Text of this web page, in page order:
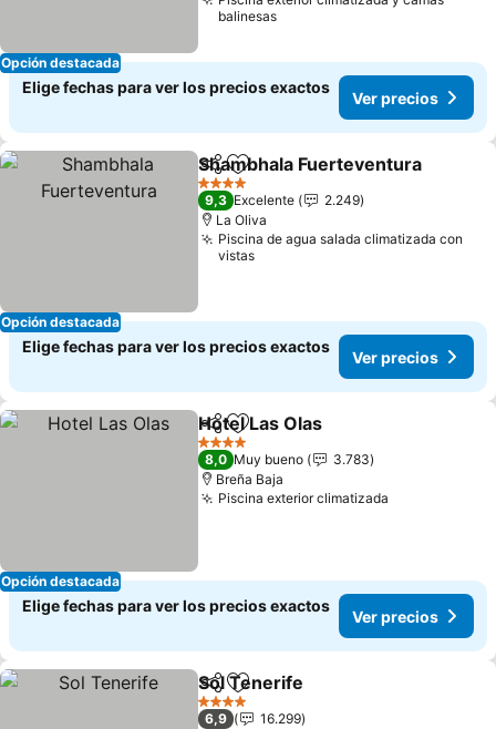
Opción destacada
balinesas
Elige fechas para ver los precios exactos
Ver precios
Opción destacada
CompartirAgregar a favoritos
Shambhala Fuerteventura
4 Estrellas
9,3 Excelente
2.249
La Oliva
Piscina de agua salada climatizada con
vistas
Elige fechas para ver los precios exactos
Ver precios
Opción destacada
CompartirAgregar a favoritos
Hotel Las Olas
4 Estrellas
8,0 Muy bueno
3.783
Breña Baja
Piscina exterior climatizada
Elige fechas para ver los precios exactos
Ver precios
CompartirAgregar a favoritos
Sol Tenerife
4 Estrellas
6,9
16.299